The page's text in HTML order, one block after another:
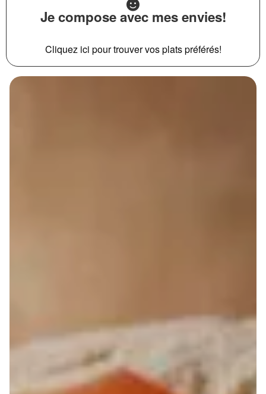
Je compose avec mes envies!
Cliquez ici pour trouver vos plats préférés!